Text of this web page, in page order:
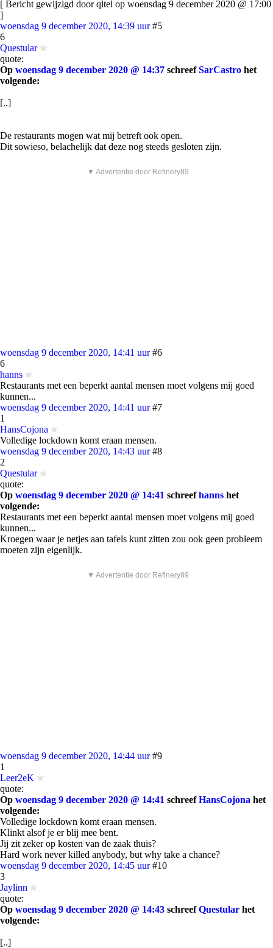
[ Bericht gewijzigd door qltel op woensdag 9 december 2020 @ 17:00
]
woensdag 9 december 2020, 14:39 uur #5
6
Questular
quote:
Op woensdag 9 december 2020 @ 14:37 schreefSarCastro het
volgende:
[..]
De restaurants mogen wat mij betreft ook open.
Dit sowieso, belachelijk dat deze nog steeds gesloten zijn.
▼ Advertentie door Refinery89
woensdag 9 december 2020, 14:41 uur #6
6
hanns
Restaurants met een beperkt aantal mensen moet volgens mij goed
kunnen...
woensdag 9 december 2020, 14:41 uur #7
1
HansCojona
Volledige lockdown komt eraan mensen.
woensdag 9 december 2020, 14:43 uur #8
2
Questular
quote:
Op woensdag 9 december 2020 @ 14:41 schreefhanns het
volgende:
Restaurants met een beperkt aantal mensen moet volgens mij goed
kunnen...
Kroegen waar je netjes aan tafels kunt zitten zou ook geen probleem
moeten zijn eigenlijk.
▼ Advertentie door Refinery89
woensdag 9 december 2020, 14:44 uur #9
1
Leer2eK
quote:
Op woensdag 9 december 2020 @ 14:41 schreefHansCojona het
volgende:
Volledige lockdown komt eraan mensen.
Klinkt alsof je er blij mee bent.
Jij zit zeker op kosten van de zaak thuis?
Hard work never killed anybody, but why take a chance?
woensdag 9 december 2020, 14:45 uur #10
3
Jaylinn
quote:
Op woensdag 9 december 2020 @ 14:43 schreefQuestular het
volgende:
[..]